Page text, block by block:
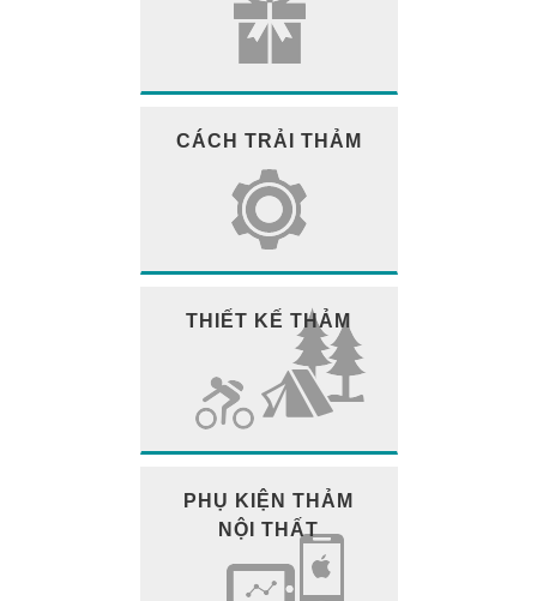
CÁCH TRẢI THẢM
THIẾT KẾ THẢM
PHỤ KIỆN THẢM
NỘI THẤT